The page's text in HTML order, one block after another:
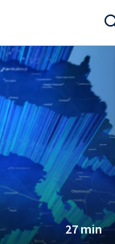
27 min